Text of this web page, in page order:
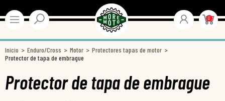
0
Inicio Enduro/Cross Motor
Protectores tapas de motor
Protector de tapa de embrague
Protector de tapa de embrague